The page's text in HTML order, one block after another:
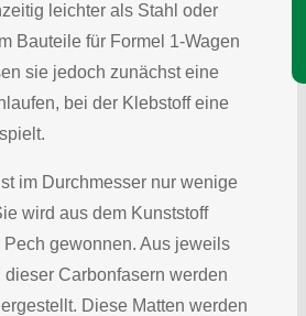
leichter als Stahl oder
Bauteile für Formel 1-Wagen
sie jedoch zunächst eine
bei der Klebstoff eine
im Durchmesser nur wenige
wird aus dem Kunststoff
gewonnen. Aus jeweils
dieser Carbonfasern werden
Diese Matten werden